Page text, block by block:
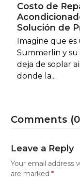
Costo de
Solución de
Imagine que es
Summerlin y
deja de soplar
donde la...
Comments
Leave a Reply
Your email address
are marked*